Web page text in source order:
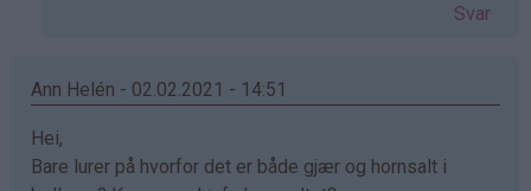
Svar
Ann Helén - 02.02.2021 - 14:51
Hei,
Bare lurer på hvorfor det er både gjær og hornsalt i